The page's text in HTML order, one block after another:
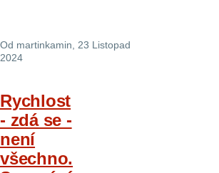
Od martinkamin , 23 Listopad
2024
Rychlost
- zdá se -
není
všechno.